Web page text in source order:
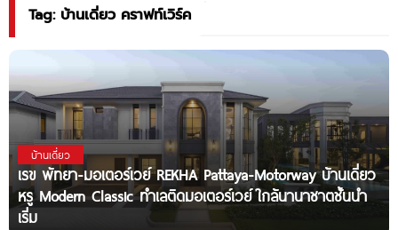
Tag: บ้านเดี่ยว คราฟท์เวิร์ค
บ้านเดี่ยว
เรข พัทยา-มอเตอร์เวย์ REKHA Pattaya-Motorway บ้านเดี่ยว
หรู Modern Classic ทำเลติดมอเตอร์เวย์ ใกล้นานาชาตชั้นนำ
เริ่ม